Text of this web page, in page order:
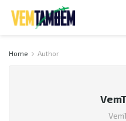
Home Author